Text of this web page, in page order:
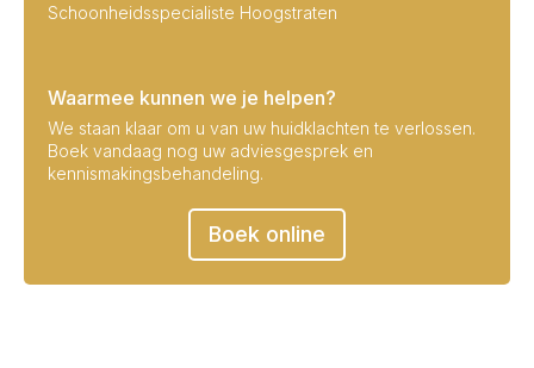
Schoonheidsspecialiste Hoogstraten
Waarmee kunnen we je helpen?
We staan klaar om u van uw huidklachten te verlossen.
Boek vandaag nog uw adviesgesprek en
kennismakingsbehandeling.
Boek online